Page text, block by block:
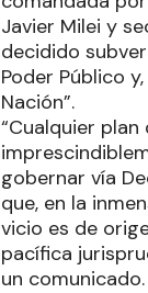
Javier Milei y
decidido
Poder Público
Nación”.
“Cualquier
gobernar vía
que, en la
vicio es de
pacífica
un comunicado.